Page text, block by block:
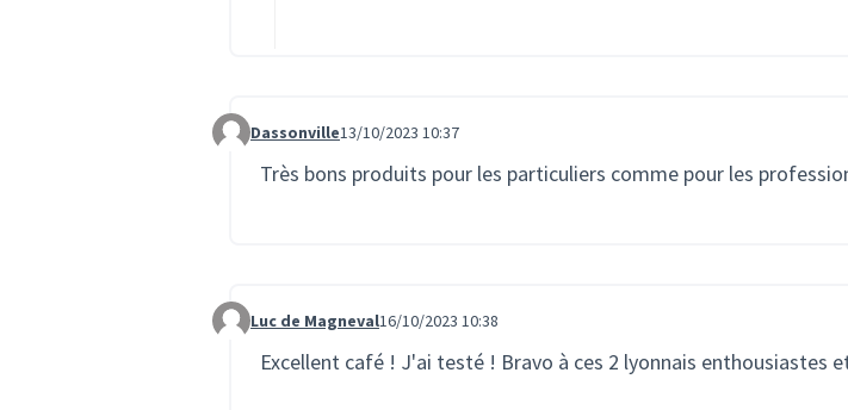
Commentaire 1825
Dassonville13/10/2023 10:37
Très bons produits pour les particuliers comme pour les
Commentaire 1848
Luc de Magneval16/10/2023 10:38
Excellent café ! J'ai testé ! Bravo à ces 2 lyonnais enthousiastes